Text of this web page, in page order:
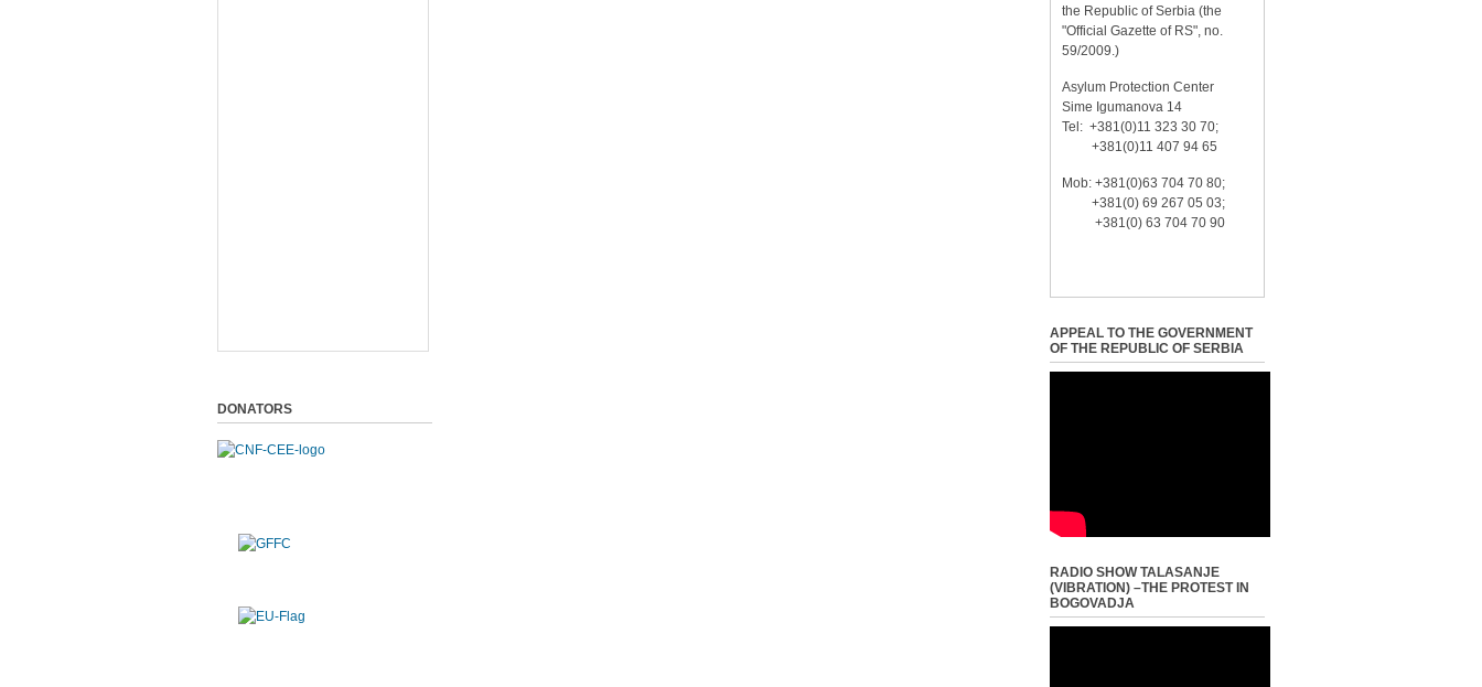
DONATORS
the Republic of Serbia (the
"Official Gazette of RS", no.
59/2009.)
Asylum Protection Center
Sime Igumanova 14
Tel: +381(0)11 323 30 70;
+381(0)11 407 94 65
Mob: +381(0)63 704 70 80;
+381(0) 69 267 05 03;
+381(0) 63 704 70 90
APPEAL TO THE GOVERNMENT
OF THE REPUBLIC OF SERBIA
RADIO SHOW TALASANJE
(VIBRATION) –THE PROTEST IN
BOGOVADJA